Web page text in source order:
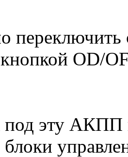
OD/
эту АКПП
блоки